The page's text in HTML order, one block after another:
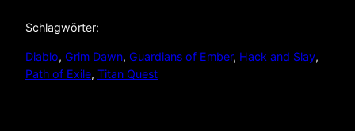
Schlagwörter:
Diablo, Grim Dawn, Guardians of Ember, Hack and Slay
Path of Exile, Titan Quest